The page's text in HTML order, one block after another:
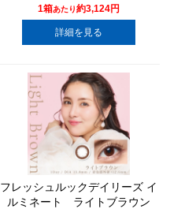
1箱あたり約3,124円
詳細を見る
フレッシュルックデイリーズ イ
ルミネート ライトブラウン